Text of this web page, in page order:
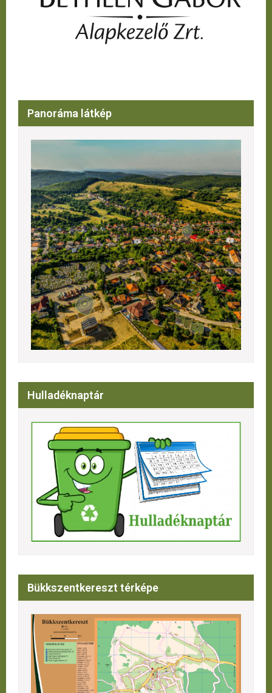
Panoráma látkép
Hulladéknaptár
Bükkszentkereszt térképe